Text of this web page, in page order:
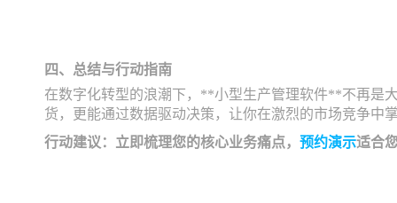
四、总结与行动指南
在数字化转型的浪潮下，**小型生产管理软件**不再是
货，更能通过数据驱动决策，让你在激烈的市场竞争中
行动建议：立即梳理您的核心业务痛点， 预约演示适合